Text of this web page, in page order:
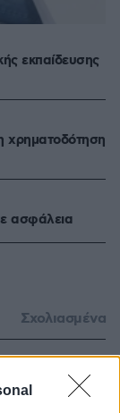
εκπαίδευσης
χρηματοδότηση
ασφάλεια
Σχολιασμένα